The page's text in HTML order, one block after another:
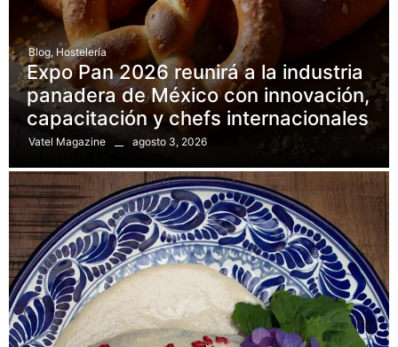
Blog, Hostelería
Expo Pan 2026 reunirá a la industria
panadera de México con innovación,
capacitación y chefs internacionales
Vatel Magazine agosto 3, 2026